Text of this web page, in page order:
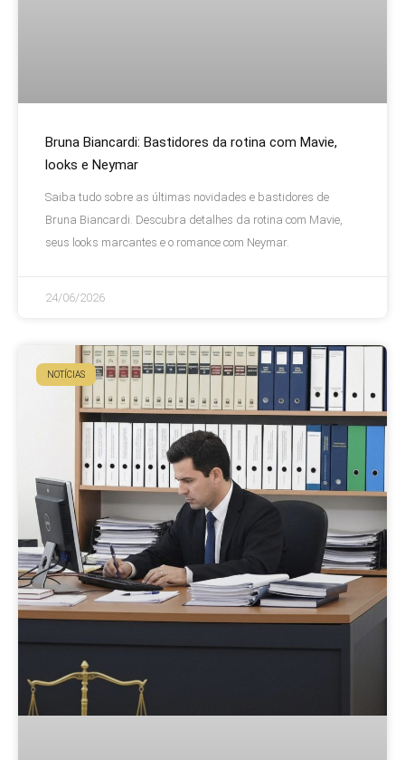
Bruna Biancardi: Bastidores da rotina com Mavie,
looks e Neymar
Saiba tudo sobre as últimas novidades e bastidores de
Bruna Biancardi. Descubra detalhes da rotina com Mavie,
seus looks marcantes e o romance com Neymar.
24/06/2026
NOTÍCIAS